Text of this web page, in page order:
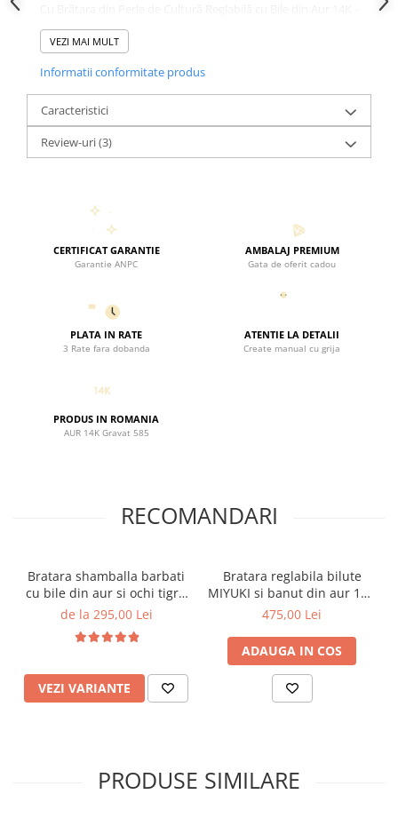
Link din Aur "Nașa" creezi o amintire unica si intaresti o
relatie ce va dura pe vecie.
VEZI MAI MULT
Informatii conformitate produs
Caracteristici
Review-uri(3)
CERTIFICAT GARANTIE
Garantie ANPC
AMBALAJ PREMIUM
Gata de oferit cadou
PLATA IN RATE
3 Rate fara dobanda
ATENTIE LA DETALII
Create manual cu grija
PRODUS IN ROMANIA
AUR 14K Gravat 585
RECOMANDARI
Bratara shamballa barbati
cu bile din aur si ochi tigru
- Link din Aur 'Nașu'
de la 295,00 Lei
VEZI VARIANTE
Bratara reglabila bilute
MIYUKI si banut din aur 14K
- Mesaj gravat pentru nasa
475,00 Lei
ADAUGA IN COS
PRODUSE SIMILARE